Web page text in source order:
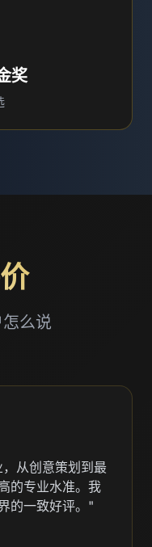
奖
么说
从创意策划到最
的专业水准。我
的一致好评。"